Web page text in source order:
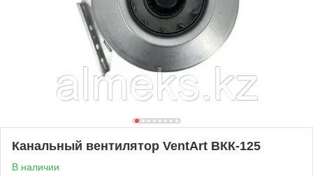
Канальный вентилятор VentArt ВКК-125
В наличии